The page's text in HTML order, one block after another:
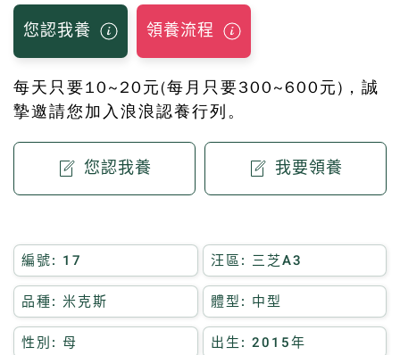
您認我養 領養流程
每天只要10~20元(每月只要300~600元)，誠
摯邀請您加入浪浪認養行列。
您認我養 我要領養
編號: 17 汪區: 三芝A3
品種: 米克斯 體型: 中型
性別: 母 出生: 2015年